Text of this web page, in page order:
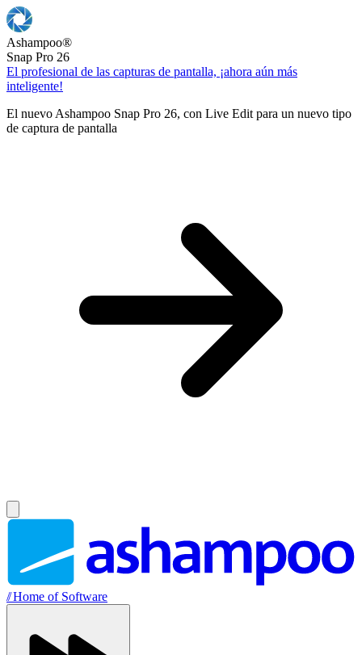
Ashampoo®
Snap Pro 26
El profesional de las capturas de pantalla, ¡ahora aún más
inteligente!
El nuevo Ashampoo Snap Pro 26, con Live Edit para un nuevo tipo
de captura de pantalla
//Home of Software